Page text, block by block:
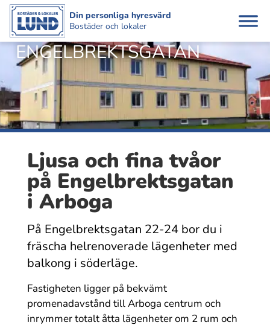
Din personliga hyresvärd
Bostäder och lokaler
ENGELBREKTS­GATAN
Ljusa och fina tvåor
på Engelbrektsgatan
i Arboga
På Engelbrektsgatan 22-24 bor du i
fräscha helrenoverade lägenheter med
balkong i söderläge.
Fastigheten ligger på bekvämt
promenadavstånd till Arboga centrum och
inrymmer totalt åtta lägenheter om 2 rum och